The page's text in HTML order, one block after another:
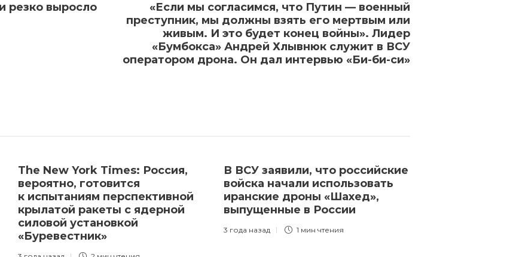
резко выросло
«Если мы согласимся, что Путин — военный
преступник, мы должны взять его мертвым или
живым. И это будет конец войны». Лидер
«Бумбокса» Андрей Хлывнюк служит в ВСУ
оператором дрона. Он дал интервью «Би-би-си»
The New York Times: Россия,
вероятно, готовится
к испытаниям перспективной
крылатой ракеты с ядерной
силовой установкой
«Буревестник»
В ВСУ заявили, что российские
войска начали использовать
иранские дроны «Шахед»,
выпущенные в России
3 года назад 1 мин чтения